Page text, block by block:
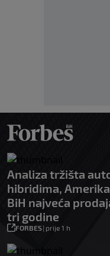
Analiza tržišta
hibridima,
BiH najveća
tri godine
FORBES| prije 1 h